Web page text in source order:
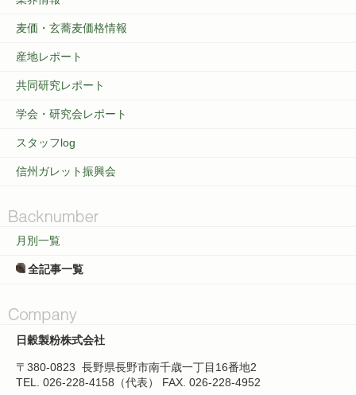
麦価・玄蕎麦価格情報
産地レポート
共同研究レポート
学会・研究会レポート
スタッフlog
信州ガレット振興会
月別一覧
全記事一覧
日穀製粉株式会社
〒380-0823 長野県長野市南千歳一丁目16番地2
TEL. 026-228-4158（代表）
FAX. 026-228-4952